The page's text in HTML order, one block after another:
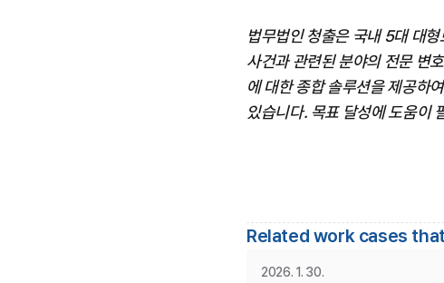
법무법인 청출은 국내 5대 대
사건과 관련된 분야의 전문 변
에 대한 종합 솔루션을 제공하
있습니다. 목표 달성에 도움이
Related work cases
2026. 1. 30.